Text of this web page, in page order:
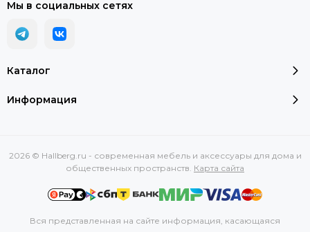
Каталог
Информация
Мы в социальных сетях
2026 © Hallberg.ru - современная мебель и аксессуары для дома и
общественных пространств. Карта сайта
Вся представленная на сайте информация, касающаяся